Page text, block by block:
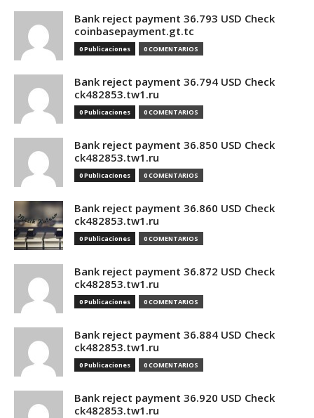
Bank reject payment 36.793 USD Check
coinbasepayment.gt.tc
0 Publicaciones 0 COMENTARIOS
Bank reject payment 36.794 USD Check
ck482853.tw1.ru
0 Publicaciones 0 COMENTARIOS
Bank reject payment 36.850 USD Check
ck482853.tw1.ru
0 Publicaciones 0 COMENTARIOS
Bank reject payment 36.860 USD Check
ck482853.tw1.ru
0 Publicaciones 0 COMENTARIOS
Bank reject payment 36.872 USD Check
ck482853.tw1.ru
0 Publicaciones 0 COMENTARIOS
Bank reject payment 36.884 USD Check
ck482853.tw1.ru
0 Publicaciones 0 COMENTARIOS
Bank reject payment 36.920 USD Check
ck482853.tw1.ru